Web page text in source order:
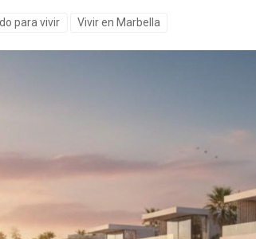
para vivir Vivir en Marbella